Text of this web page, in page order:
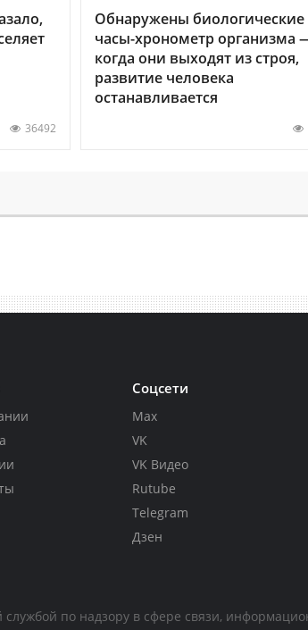
36492
Обнаружены биологические
часы-хронометр организма
когда они выходят из строя,
развитие человека
останавливается
Соцсети
Max
VK
VK Видео
Rutube
Telegram
Дзен
по надзору в сфере связи,